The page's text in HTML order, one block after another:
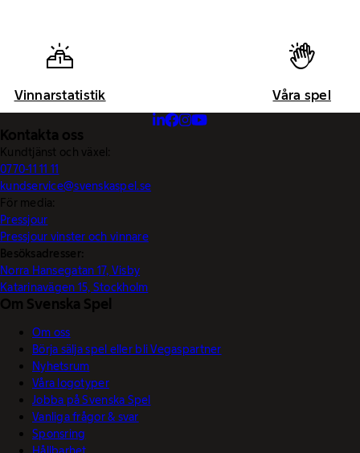
Vinnarstatistik Våra spel
Kontakta oss
Kundtjänst och växel:
0770-11 11 11
kundservice@svenskaspel.se
För media:
Pressjour
Pressjour vinster och vinnare
Besöksadresser:
Norra Hansegatan 17, Visby
Katarinavägen 15, Stockholm
Om Svenska Spel
Om oss
Börja sälja spel eller bli Vegaspartner
Nyhetsrum
Våra logotyper
Jobba på Svenska Spel
Vanliga frågor & svar
Sponsring